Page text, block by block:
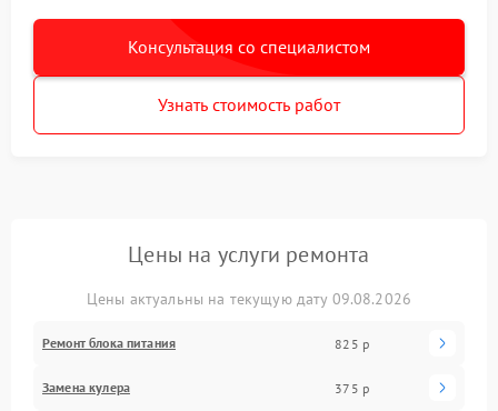
Консультация со специалистом
Узнать стоимость работ
Цены на услуги ремонта
Цены актуальны на текущую дату 09.08.2026
Ремонт блока питания 825 р
Замена кулера 375 р